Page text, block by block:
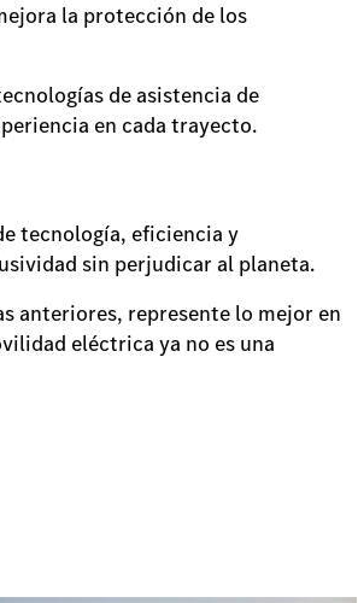
la protección de los
de asistencia de
en cada trayecto.
tecnología, eficiencia y
sin perjudicar al planeta.
anteriores, represente lo mejor en
eléctrica ya no es una